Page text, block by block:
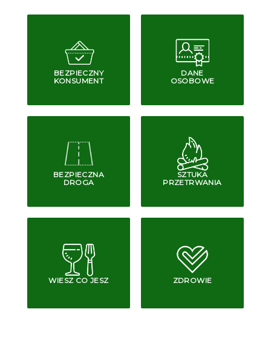
BEZPIECZNY
KONSUMENT
DANE
OSOBOWE
BEZPIECZNA
DROGA
SZTUKA
PRZETRWANIA
WIESZ CO JESZ ZDROWIE